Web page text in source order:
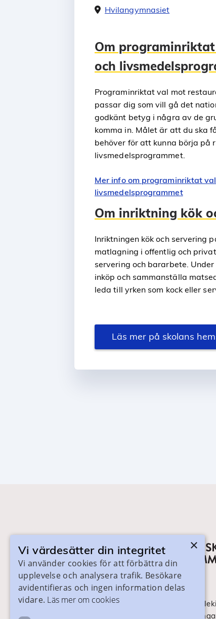
Hvilangymnasiet
Om
och
Programinriktat val mot
passar dig som vill gå det
godkänt betyg i några av de
komma in. Målet är att du ska
behöver för att kunna börja på
livsmedelsprogrammet.
Mer info om programinriktat
livsmedelsprogrammet
Om inriktning kök
Inriktningen kök och servering
matlagning i offentlig och
servering och bararbete.
inköp och sammanställa
leda till yrken som kock eller
Läs mer på skolans
På skanegy.se hittar du som bor i Skåne och
om ditt gymnasieval. Här ser du vilka
×
Vi värdesätter din integritet
Vi använder cookies för att förbättra din
upplevelse och analysera trafik. Besökare
avidentifieras och ingen information delas
vidare. Läs mer om cookies